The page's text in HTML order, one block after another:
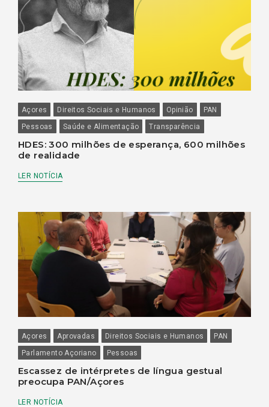
Açores Direitos Sociais e Humanos Opinião
PAN
Pessoas
Saúde e Alimentação Transparência
HDES: 300 milhões de esperança, 600 milhões
de realidade
LER NOTÍCIA
Açores Aprovadas Direitos Sociais e Humanos
PAN
Parlamento Açoriano
Pessoas
Escassez de intérpretes de língua gestual
preocupa PAN/Açores
LER NOTÍCIA